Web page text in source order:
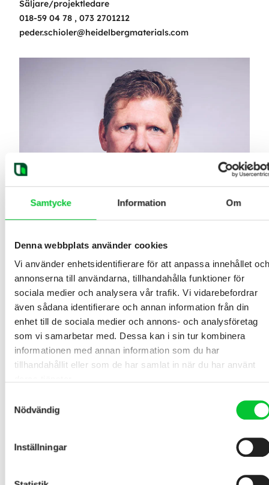
Samtycke Information Om
Denna webbplats använder cookies
Vi använder enhetsidentifierare för att anpassa innehållet och
annonserna till användarna, tillhandahålla funktioner för
sociala medier och analysera vår trafik. Vi vidarebefordrar
även sådana identifierare och annan information från din
enhet till de sociala medier och annons- och analysföretag
som vi samarbetar med. Dessa kan i sin tur kombinera
informationen med annan information som du har
tillhandahållit eller som de har samlat in när du har använt
Nödvändig
Inställningar
Säljare/projektledare
018-59 04 78 , 073 2701212
peder.schioler@heidelbergmaterials.com
Peter Andén
Säljare/projektledare
0708 14 16 95
peter.anden@heidelbergmaterials.com